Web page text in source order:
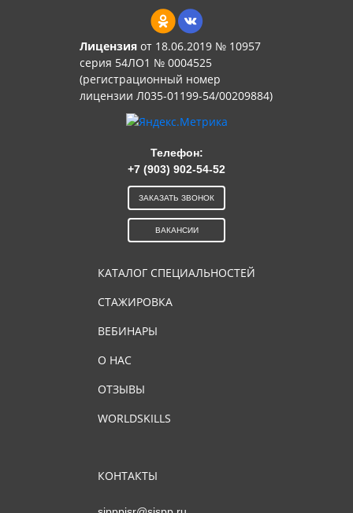
Лицензияот 18.06.2019 № 10957
серия 54ЛО1 № 0004525
(регистрационный номер
лицензии Л035-01199-54/00209884)
КАТАЛОГ СПЕЦИАЛЬНОСТЕЙ
СТАЖИРОВКА
ВЕБИНАРЫ
О НАС
ОТЗЫВЫ
WORLDSKILLS
КОНТАКТЫ
Телефон:
+7 (903) 902-54-52
ЗАКАЗАТЬ ЗВОНОК
ВАКАНСИИ